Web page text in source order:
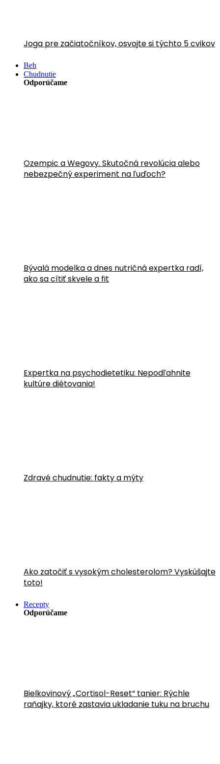
Joga pre začiatočníkov, osvojte si týchto 5 cvikov
Beh
Chudnutie
Odporúčame
Ozempic a Wegovy. Skutočná revolúcia alebo
nebezpečný experiment na ľuďoch?
Bývalá modelka a dnes nutričná expertka radí,
ako sa cítiť skvele a fit
Expertka na psychodietetiku: Nepodľahnite
kultúre diétovania!
Zdravé chudnutie: fakty a mýty
Ako zatočiť s vysokým cholesterolom? Vyskúšajte
toto!
Recepty
Odporúčame
Bielkovinový „Cortisol-Reset“ tanier: Rýchle
raňajky, ktoré zastavia ukladanie tuku na bruchu